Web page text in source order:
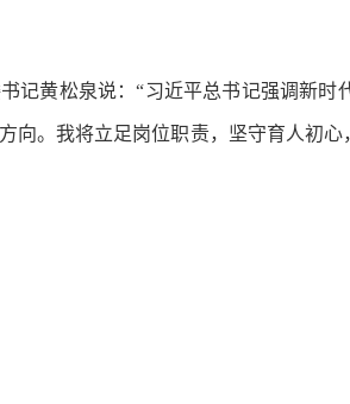
黄松泉说：“习近平总书记强调新时
向。我将立足岗位职责，坚守育人初